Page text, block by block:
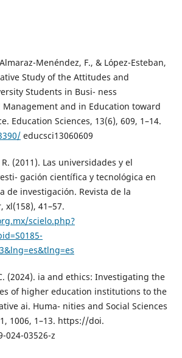
Menéndez, F., & López-Esteban,
Study of the Attitudes and
Students in Busi- ness
and in Education toward
Education Sciences, 13(6), 609, 1–14.
educsci13060609
(2011). Las universidades y el
gación científica y tecnológica en
de investigación. Revista de la
xl(158), 41–57.
scielo.php?
(2024). ia and ethics: Investigating the
of higher education institutions to the
ai. Huma- nities and Social Sciences
1006, 1–13. https://doi.
024-03526-z